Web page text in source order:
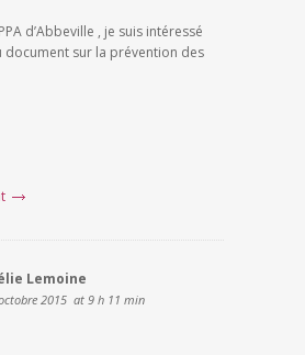
d’Abbeville , je suis intéressé
document sur la prévention des
Lemoine
2015 at 9 h 11 min